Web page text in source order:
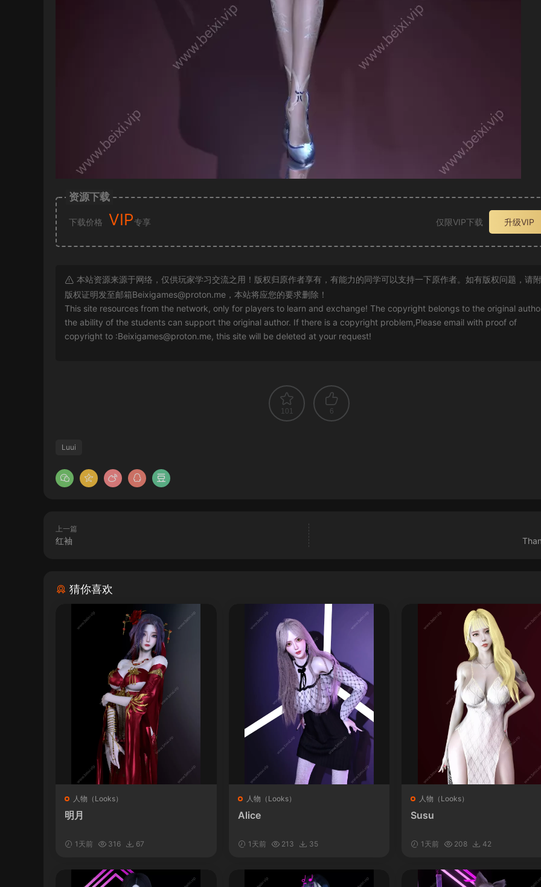
资源下载
下载价格 VIP专享 仅限VIP下载 升级VIP
本站资源来源于网络，仅供玩家学习交流之用！版权归原作者享有，有能力的同学可以支持一下原作者。如有版权问题，请
版权证明发至邮箱Beixigames@proton.me ，本站将应您的要求删除！
This site resources from the network, only for players to learn and exchange! The copyright belongs to the original
the ability of the students can support the original author. If there is a copyright problem,Please email with proof of
copyright to :Beixigames@proton.me, this site will be deleted at your request!
101 6
Luui
上一篇
红袖
猜你喜欢
人物（Looks）
明月
1天前 316 67
人物（Looks）
Alice
1天前 213 35
人物（Looks）
Susu
1天前 208 42